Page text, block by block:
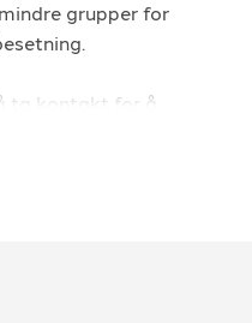
grupper for
ta kontakt for å